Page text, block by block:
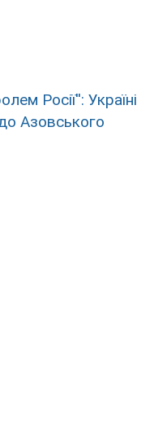
Росії'': Україні
Азовського